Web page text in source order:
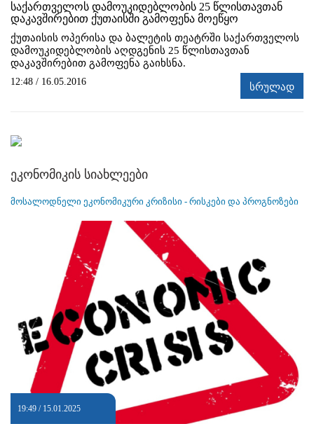
საქართველოს დამოუკიდებლობის 25 წლისთავთან
დაკავშირებით ქუთაისში გამოფენა მოეწყო
ქუთაისის ოპერისა და ბალეტის თეატრში საქართველოს
დამოუკიდებლობის აღდგენის 25 წლისთავთან
დაკავშირებით გამოფენა გაიხსნა.
12:48 / 16.05.2016 სრულად
ეკონომიკის სიახლეები
მოსალოდნელი ეკონომიკური კრიზისი - რისკები და პროგნოზები
19:49 / 15.01.2025